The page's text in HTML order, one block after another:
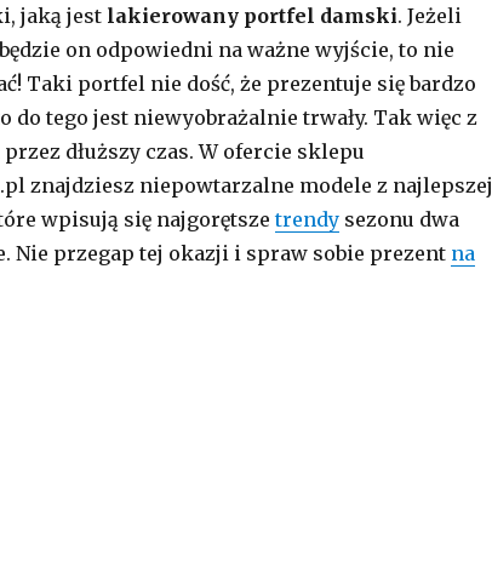
jaką jest lakierowany portfel damski. Jeżeli
on odpowiedni na ważne wyjście, to nie
Taki portfel nie dość, że prezentuje się bardzo
do tego jest niewyobrażalnie trwały. Tak więc z
dłuższy czas. W ofercie sklepu
znajdziesz niepowtarzalne modele z najlepszej
wpisują się najgorętszetrendysezonu dwa
Nie przegap tej okazji i spraw sobie prezent na